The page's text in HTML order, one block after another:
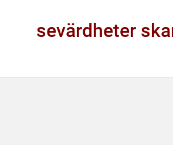
sevärdheter